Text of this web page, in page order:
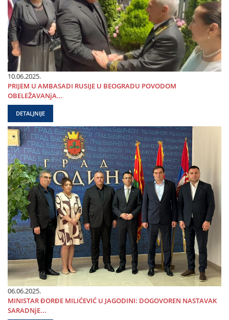
10.06.2025.
PRIЈEM U AMBASADI RUSIЈE U BEOGRADU POVODOM
OBELEŽAVANjA...
DETALJNIJE
06.06.2025.
MINISTAR ĐORĐE MILIĆEVIĆ U ЈAGODINI: DOGOVOREN NASTAVAK
SARADNjE...